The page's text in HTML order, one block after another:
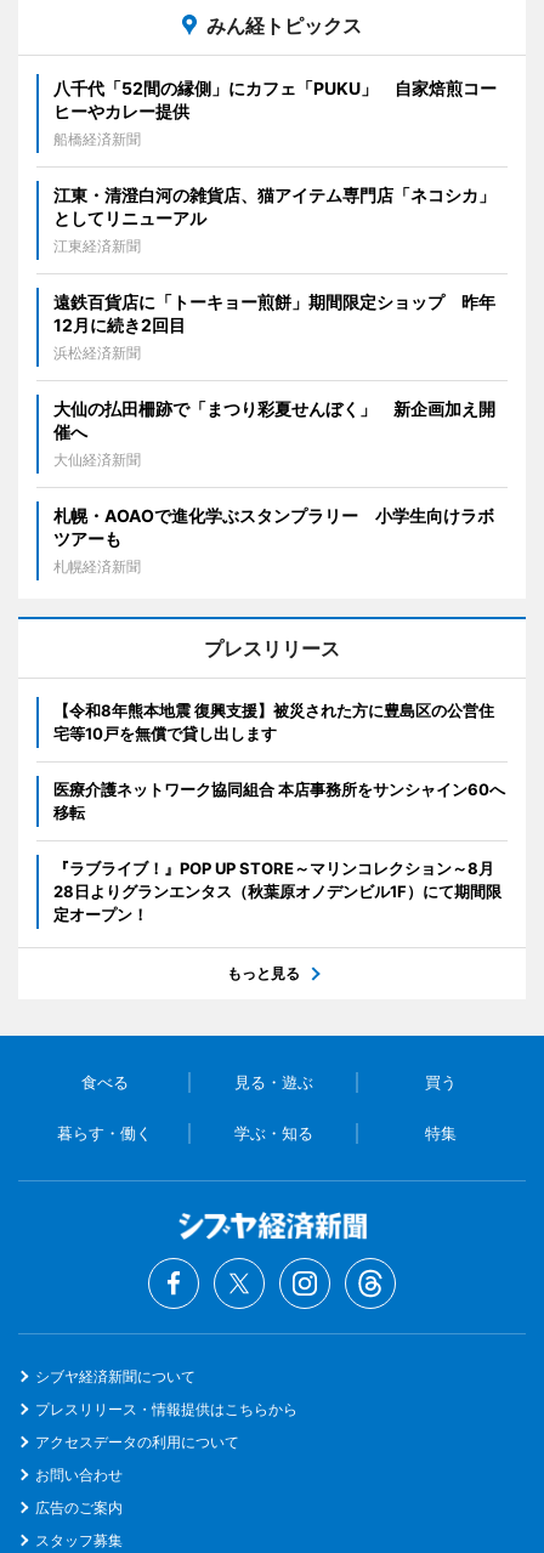
みん経トピックス
八千代「52間の縁側」にカフェ「PUKU」 自家焙煎コー
ヒーやカレー提供
船橋経済新聞
江東・清澄白河の雑貨店、猫アイテム専門店「ネコシカ」
としてリニューアル
江東経済新聞
遠鉄百貨店に「トーキョー煎餅」期間限定ショップ 昨年
12月に続き2回目
浜松経済新聞
大仙の払田柵跡で「まつり彩夏せんぼく」 新企画加え開
催へ
大仙経済新聞
札幌・AOAOで進化学ぶスタンプラリー 小学生向けラボ
ツアーも
札幌経済新聞
プレスリリース
【令和8年熊本地震 復興支援】被災された方に豊島区の公営住
宅等10戸を無償で貸し出します
医療介護ネットワーク協同組合 本店事務所をサンシャイン60へ
移転
『ラブライブ！』POP UP STORE～マリンコレクション～8月
28日よりグランエンタス（秋葉原オノデンビル1F）にて期間限
定オープン！
もっと見る
食べる 見る・遊ぶ 買う
暮らす・働く 学ぶ・知る 特集
シブヤ経済新聞について
プレスリリース・情報提供はこちらから
アクセスデータの利用について
お問い合わせ
広告のご案内
スタッフ募集